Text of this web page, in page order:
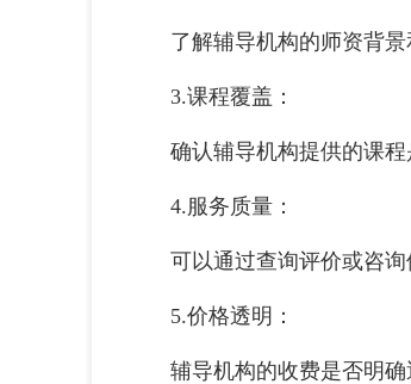
了解辅导机构的师资背景
3.课程覆盖：
确认辅导机构提供的课程
4.服务质量：
可以通过查询评价或咨询
5.价格透明：
辅导机构的收费是否明确